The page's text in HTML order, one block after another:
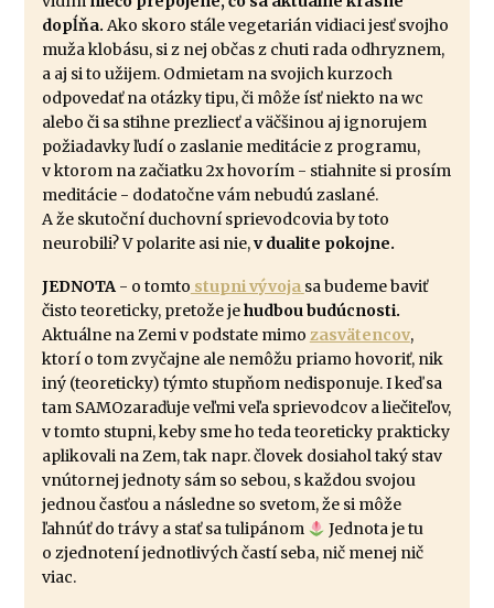
dopĺňa. Ako skoro stále vegetarián vidiaci jesť svojho
muža klobásu, si z nej občas z chuti rada odhryznem,
a aj si to užijem. Odmietam na svojich kurzoch
odpovedať na otázky tipu, či môže ísť niekto na wc
alebo či sa stihne prezliecť a väčšinou aj ignorujem
požiadavky ľudí o zaslanie meditácie z programu,
v ktorom na začiatku 2x hovorím - stiahnite si prosím
meditácie - dodatočne vám nebudú zaslané.
A že skutoční duchovní sprievodcovia by toto
neurobili? V polarite asi nie,v dualite pokojne.
JEDNOTA- o tomto stupni vývoja sa budeme baviť
čisto teoreticky, pretože jehudbou budúcnosti.
Aktuálne na Zemi v podstate mimo zasvätencov,
ktorí o tom zvyčajne ale nemôžu priamo hovoriť, nik
iný (teoreticky) týmto stupňom nedisponuje. I keď sa
tam SAMOzaraďuje veľmi veľa sprievodcov a liečiteľov,
v tomto stupni, keby sme ho teda teoreticky prakticky
aplikovali na Zem, tak napr. človek dosiahol taký stav
vnútornej jednoty sám so sebou, s každou svojou
jednou časťou a následne so svetom, že si môže
ľahnúť do trávy a stať sa tulipánom
Jednota je tu
o zjednotení jednotlivých častí seba, nič menej nič
viac.